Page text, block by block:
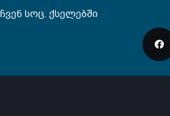
ჩვენ სოც. ქსელებში